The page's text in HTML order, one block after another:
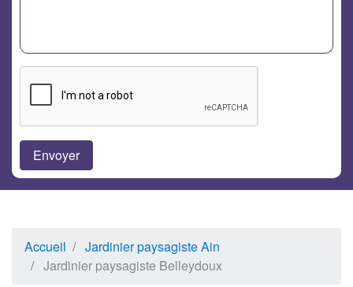
Accueil
Jardinier paysagiste Ain
Jardinier paysagiste Belleydoux